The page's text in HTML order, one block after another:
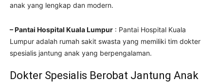
anak yang lengkap dan modern.
– Pantai Hospital Kuala Lumpur : Pantai Hospital Kuala
Lumpur adalah rumah sakit swasta yang memiliki tim dokter
spesialis jantung anak yang berpengalaman.
Dokter Spesialis Berobat Jantung Anak